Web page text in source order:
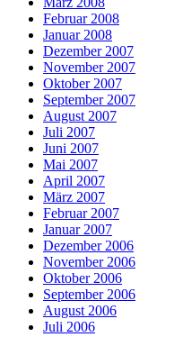
Februar 2008
Januar 2008
Dezember 2007
November 2007
Oktober 2007
September 2007
August 2007
Juli 2007
Juni 2007
Mai 2007
April 2007
März 2007
Februar 2007
Januar 2007
Dezember 2006
November 2006
Oktober 2006
September 2006
August 2006
Juli 2006